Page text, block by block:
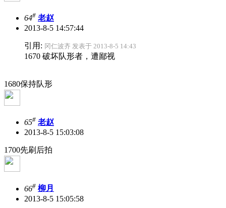
64# 老赵
2013-8-5 14:57:44
引用: 冈仁波齐 发表于 2013-8-5 14:43
1670 破坏队形者，遭鄙视
1680保持队形
65# 老赵
2013-8-5 15:03:08
1700先刷后拍
66# 柳月
2013-8-5 15:05:58